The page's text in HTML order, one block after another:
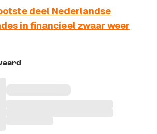
deel Nederlandse
in financieel zwaar weer